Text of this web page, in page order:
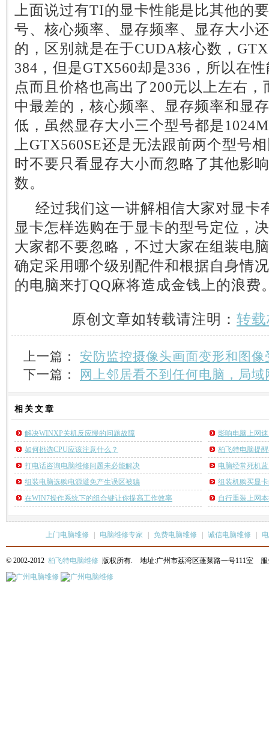
上面说过有TI的显卡性能是比其他的
号、核心频率、显存频率、显存大小
的，区别就是在于CUDA核心数，
384，但是GTX560却是336，所以在
点而且价格也高出了200元以上左右
中最差的，核心频率、显存频率和显
低，虽然显存大小三个型号都是
上GTX560SE还是无法跟前两个型号
时不要只看显存大小而忽略了其他影
数。
经过我们这一讲解相信大家对显卡
显卡怎样选购在于显卡的型号定位，
大家都不要忽略，不过大家在组装电
确定采用哪个级别配件和根据自身情
的电脑来打QQ麻将造成金钱上的浪费
原创文章如转载请注明： 转
上一篇： 安防监控摄像头画面变形和图像
下一篇：
网上邻居看不到任何电脑，局
相关 文章
解决WINXP关机反应慢的问题故障
影响电脑上网
如何挑选CPU应该注意什么？
柏飞特电脑提
打电话咨询电脑维修问题未必能解决
电脑经常死机
组装电脑选购电源避免产生误区被骗
组装机购买显
在WIN7操作系统下的组合键让你提高工作效率
自行重装上网
上门电脑维修 电脑维修专家 免费电脑维修 诚信电脑维修
© 2002-2012 柏飞特电脑维修 版权所有. 地址:广州市荔湾区蓬莱路一号111室 服